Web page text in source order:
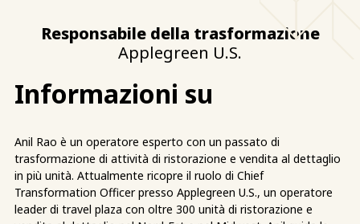
Responsabile della trasformazione
Applegreen U.S.
Informazioni su
Anil Rao è un operatore esperto con un passato di
trasformazione di attività di ristorazione e vendita al dettaglio
in più unità. Attualmente ricopre il ruolo di Chief
Transformation Officer presso Applegreen U.S., un operatore
leader di travel plaza con oltre 300 unità di ristorazione e